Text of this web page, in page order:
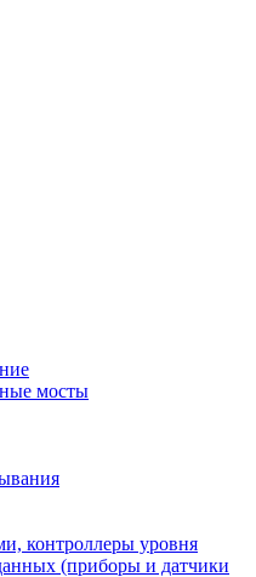
мосты
контроллеры уровня
(приборы и датчики